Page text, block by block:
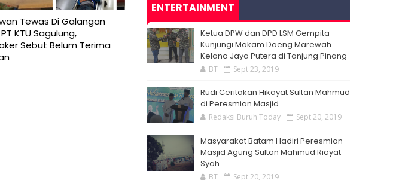
Tewas Di Galangan
KTU Sagulung,
Sebut Belum Terima
ENTERTAINMENT
Ketua DPW dan DPD LSM Gempita
Kunjungi Makam Daeng Marewah
Kelana Jaya Putera di Tanjung Pinang
BT Sept 23, 2019
Rudi Ceritakan Hikayat Sultan Mahmud
di Peresmian Masjid
Redaksi Buruh Today Sept 20, 2019
Masyarakat Batam Hadiri Peresmian
Masjid Agung Sultan Mahmud Riayat
Syah
BT Sept 20, 2019